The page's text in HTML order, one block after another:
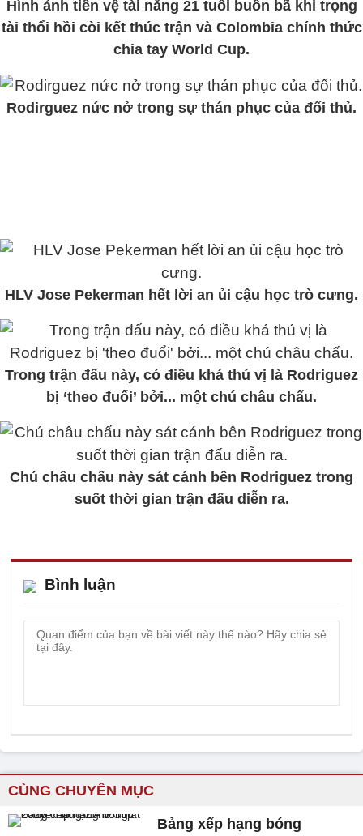
Hình ảnh tiền vệ tài năng 21 tuổi buồn bã khi trọng
tài thổi hồi còi kết thúc trận và Colombia chính thức
chia tay World Cup.
Rodirguez nức nở trong sự thán phục của đối thủ.
HLV Jose Pekerman hết lời an ủi cậu học trò cưng.
Trong trận đấu này, có điều khá thú vị là Rodriguez
bị ‘theo đuổi’ bởi... một chú châu chấu.
Chú châu chấu này sát cánh bên Rodriguez trong
suốt thời gian trận đấu diễn ra.
Bình luận
CÙNG CHUYÊN MỤC
Bảng xếp hạng bóng